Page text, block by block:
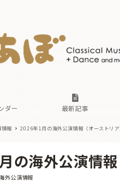
ダー 最新記事
古楽とその
現場のプロ
無料ライブ
あ か
古楽とその
無料ライブ
あ か
情報 2026年1月の海外公演情報〈オーストリア
の海外公演情報
ゴリー
外公演情報